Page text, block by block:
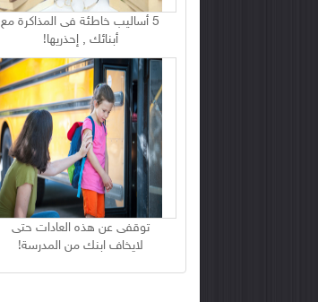
5 أساليب خاطئة فى المذاكرة مع
أبنائك , إحذريها!
توقفى عن هذه العادات حتى
لايخاف ابنك من المدرسة!